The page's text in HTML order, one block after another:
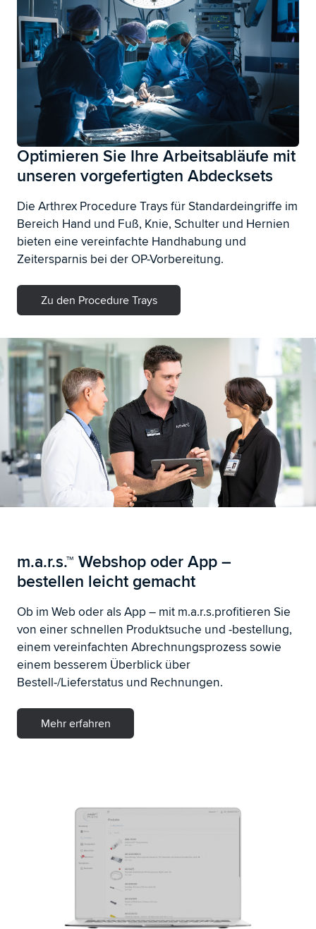
Optimieren Sie Ihre Arbeitsabläufe mit
unseren vorgefertigten Abdecksets
Die Arthrex Procedure Trays für Standardeingriffe im
Bereich Hand und Fuß, Knie, Schulter und Hernien
bieten eine vereinfachte Handhabung und
Zeitersparnis bei der OP-Vorbereitung.
Zu den Procedure Trays
m.a.r.s.™ Webshop oder App –
bestellen leicht gemacht
Ob im Web oder als App – mit m.a.r.s.profitieren Sie
von einer schnellen Produktsuche und -bestellung,
einem vereinfachten Abrechnungsprozess sowie
einem besserem Überblick über
Bestell-/Lieferstatus und Rechnungen.
Mehr erfahren